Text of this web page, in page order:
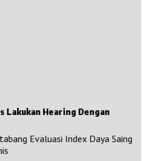
Lakukan Hearing Dengan